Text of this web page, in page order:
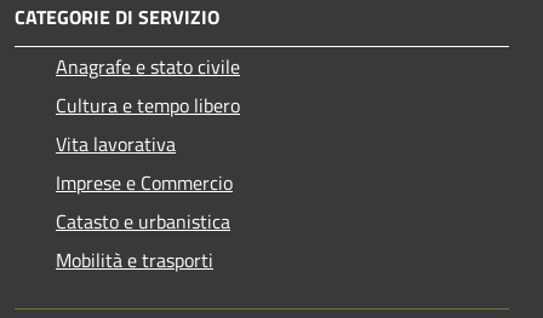
CATEGORIE DI SERVIZIO
Anagrafe e stato civile
Cultura e tempo libero
Vita lavorativa
Imprese e Commercio
Catasto e urbanistica
Mobilità e trasporti